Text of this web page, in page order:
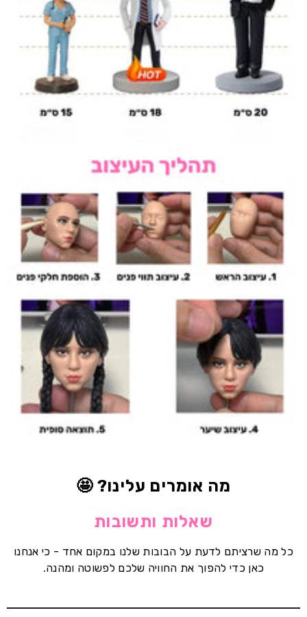
מה אומרים עלינו? 🤩
שאלות ותשובות
כל מה שרציתם לדעת על הבובות שלנו במקום אחד - כי אנחנו
כאן כדי להפוך את החוויה שלכם לפשוטה ומהנה.